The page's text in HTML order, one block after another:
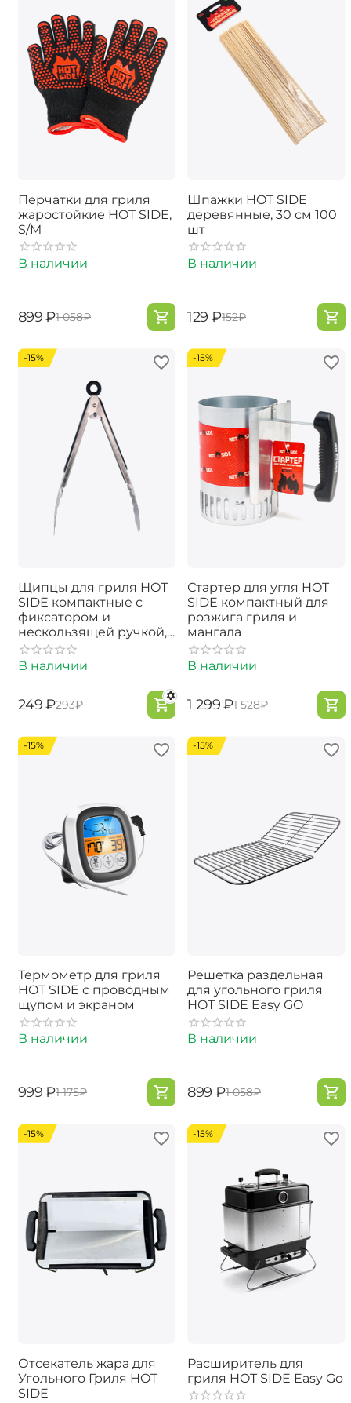
Перчатки для гриля
жаростойкие HOT SIDE,
S/M
В наличии
‍899‍ ₽‍1 058‍₽
Шпажки HOT SIDE
деревянные, 30 см 100
шт
В наличии
‍129‍ ₽‍152‍₽
-15%
Щипцы для гриля HOT
SIDE компактные с
фиксатором и
нескользящей ручкой,
23 см
В наличии
‍249‍ ₽‍293‍₽
-15%
Стартер для угля HOT
SIDE компактный для
розжига гриля и
мангала
В наличии
‍1 299‍₽‍1 528‍₽
-15%
Термометр для гриля
HOT SIDE с проводным
щупом и экраном
В наличии
‍999‍ ₽‍1 175‍₽
-15%
Решетка раздельная
для угольного гриля
HOT SIDE Easy GO
В наличии
‍899‍ ₽‍1 058‍₽
-15%
Отсекатель жара для
Угольного Гриля HOT
SIDE
-15%
Расширитель для
гриля HOT SIDE Easy Go